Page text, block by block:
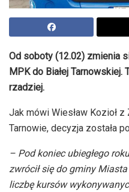
Od soboty (12.02) zmienia
MPK do Białej
rzadziej.
Jak mówi Wiesław Kozioł
Tarnowie, decyzja została
– Pod koniec ubiegłego
zwrócił się do gminy
liczbę kursów